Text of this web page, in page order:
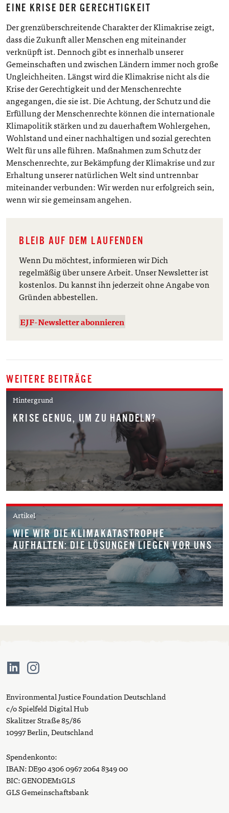
EINE KRISE DER GERECHTIGKEIT
Der grenzüberschreitende Charakter der Klimakrise zeigt,
dass die Zukunft aller Menschen eng miteinander
verknüpft ist. Dennoch gibt es innerhalb unserer
Gemeinschaften und zwischen Ländern immer noch große
Ungleichheiten. Längst wird die Klimakrise nicht als die
Krise der Gerechtigkeit und der Menschenrechte
angegangen, die sie ist. Die Achtung, der Schutz und die
Erfüllung der Menschenrechte können die internationale
Klimapolitik stärken und zu dauerhaftem Wohlergehen,
Wohlstand und einer nachhaltigen und sozial gerechten
Welt für uns alle führen. Maßnahmen zum Schutz der
Menschenrechte, zur Bekämpfung der Klimakrise und zur
Erhaltung unserer natürlichen Welt sind untrennbar
miteinander verbunden: Wir werden nur erfolgreich sein,
wenn wir sie gemeinsam angehen.
BLEIB AUF DEM LAUFENDEN
Wenn Du möchtest, informieren wir Dich
regelmäßig über unsere Arbeit. Unser Newsletter ist
kostenlos. Du kannst ihn jederzeit ohne Angabe von
Gründen abbestellen.
EJF-Newsletter abonnieren
WEITERE BEITRÄGE
Hintergrund
KRISE GENUG, UM ZU HANDELN?
Artikel
WIE WIR DIE KLIMAKATASTROPHE
AUFHALTEN: DIE LÖSUNGEN LIEGEN VOR UNS
Environmental Justice Foundation Deutschland
c/o Spielfeld Digital Hub
Skalitzer Straße 85/86
10997 Berlin, Deutschland
Spendenkonto:
IBAN: DE90 4306 0967 2064 8349 00
BIC: GENODEM1GLS
GLS Gemeinschaftsbank